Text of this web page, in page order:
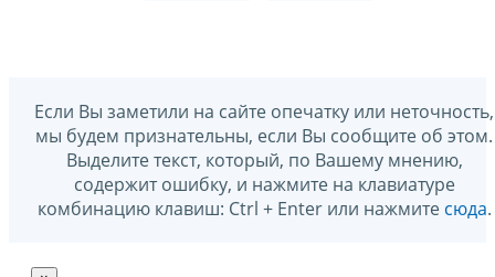
Если Вы заметили на сайте опечатку или неточность,
мы будем признательны, если Вы сообщите об этом.
Выделите текст, который, по Вашему мнению,
содержит ошибку, и нажмите на клавиатуре
комбинацию клавиш: Ctrl + Enter или нажмите сюда.